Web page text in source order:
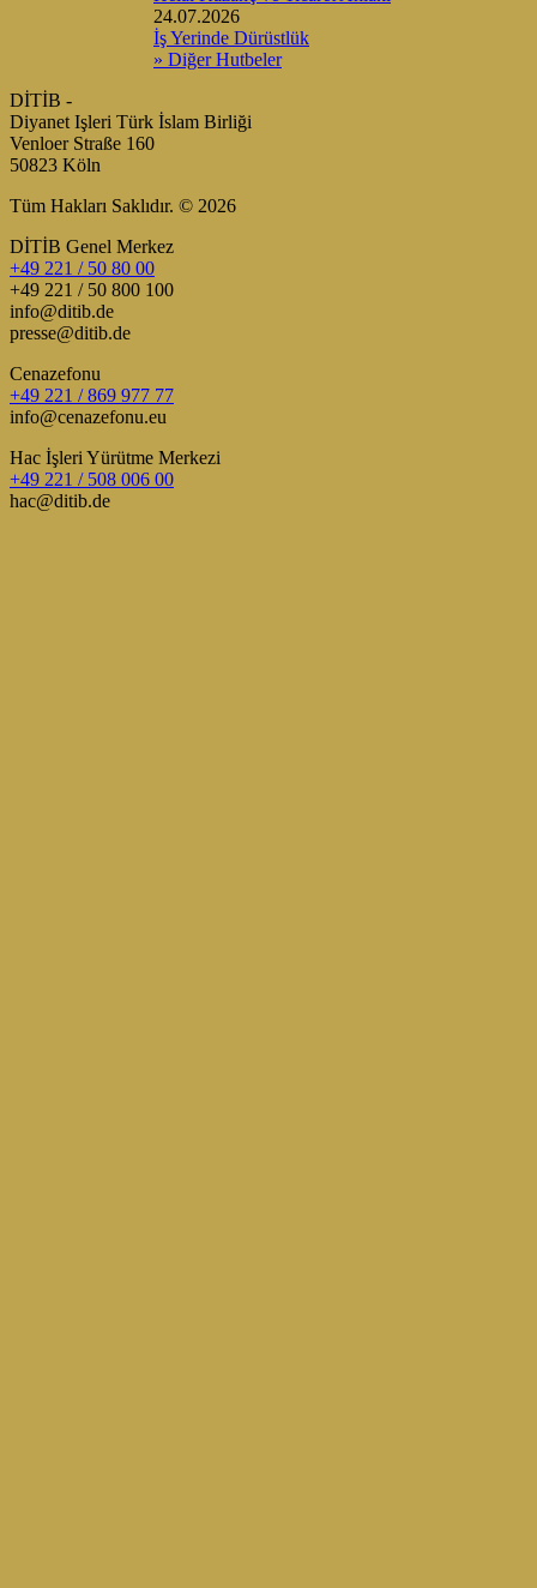
24.07.2026
İş Yerinde Dürüstlük
» Diğer Hutbeler
DİTİB -
Diyanet Işleri Türk İslam Birliği
Venloer Straße 160
50823 Köln
Tüm Hakları Saklıdır. © 2026
DİTİB Genel Merkez
+49 221 / 50 80 00
+49 221 / 50 800 100
info@ditib.de
presse@ditib.de
Cenazefonu
+49 221 / 869 977 77
info@cenazefonu.eu
Hac İşleri Yürütme Merkezi
+49 221 / 508 006 00
hac@ditib.de